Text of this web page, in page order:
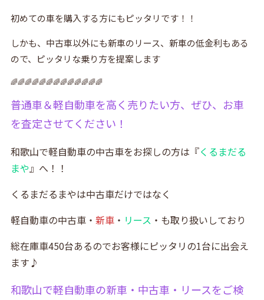
初めての車を購入する方にもピッタリです！！
しかも、中古車以外にも新車のリース、新車の低金利もある
ので、ピッタリな乗り方を提案します
🌈🌈🌈🌈🌈🌈🌈🌈🌈🌈🌈🌈🌈
普通車＆軽自動車を高く売りたい方、ぜひ、お車
を査定させてください！
和歌山で軽自動車の中古車をお探しの方は『くるまだる
まや』へ！！
くるまだるまやは中古車だけではなく
軽自動車の中古車・ 新車・ リース ・も取り扱いしており
総在庫車450台あるのでお客様にピッタリの1台に出会え
ます♪
和歌山で軽自動車の新車・中古車・リースをご検